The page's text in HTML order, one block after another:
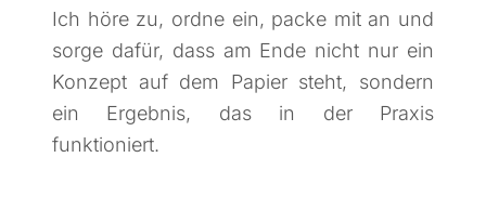
Ich höre zu, ordne ein, packe mit an und
sorge dafür, dass am Ende nicht nur ein
Konzept auf dem Papier steht, sondern
ein Ergebnis, das in der Praxis
funktioniert.